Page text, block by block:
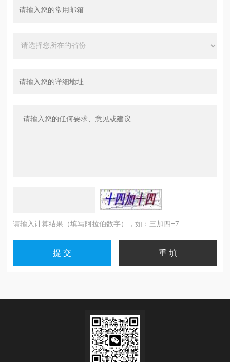
请输入计算结果（填写阿拉伯数字），如：三加四=7